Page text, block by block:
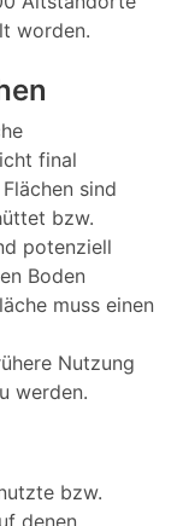
worden.
final
sind
bzw.
potenziell
Boden
muss einen
Nutzung
werden.
bzw.